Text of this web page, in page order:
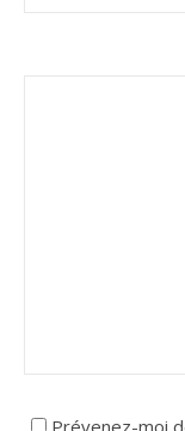
Prévenez-moi